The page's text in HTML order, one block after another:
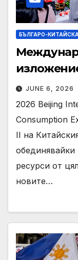
БЪЛГАРО-
JUNE 6, 2026
2026 Beijing
Consumption
II на
обединявайки
ресурси от
новите…